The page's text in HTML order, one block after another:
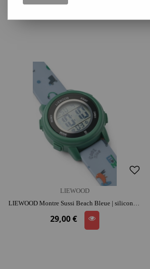
LIEWOOD
LIEWOOD Montre Sussi Beach Bleue | silicone | dès 4 ans | jouet éducatif
29,00 €